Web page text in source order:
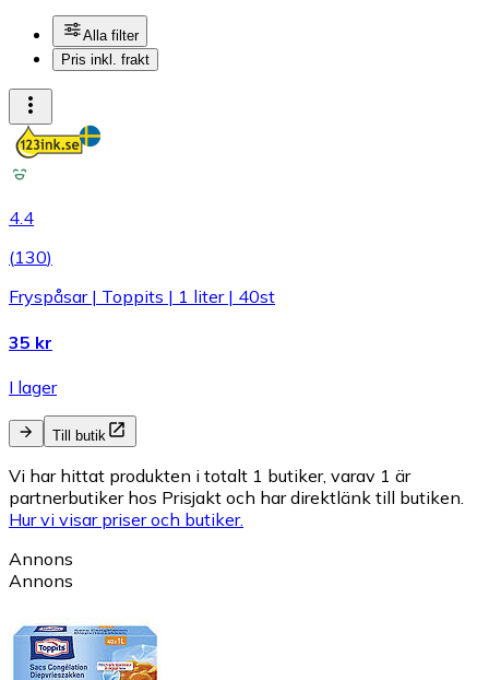
Alla filter
Pris inkl. frakt
4.4
(130)
Fryspåsar | Toppits | 1 liter | 40st
35 kr
I lager
Till butik
Vi har hittat produkten i totalt 1 butiker, varav 1 är
partnerbutiker hos Prisjakt och har direktlänk till butiken.
Hur vi visar priser och butiker.
Annons
Annons